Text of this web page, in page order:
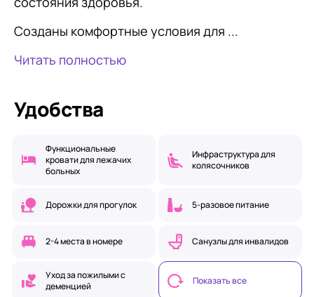
Созданы комфортные условия для ...
Читать полностью
Удобства
Функциональные
кровати для лежачих
больных
Инфраструктура для
колясочников
Дорожки для прогулок 5-разовое питание
2-4 места в номере Санузлы для инвалидов
Уход за пожилыми с
деменцией
Показать все